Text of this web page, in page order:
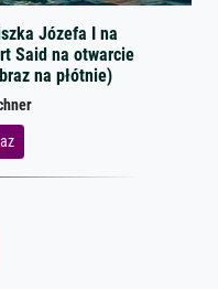
Józefa I na
Said na otwarcie
na płótnie)